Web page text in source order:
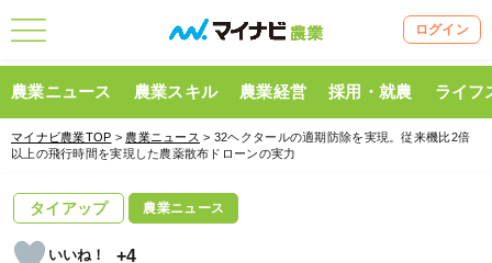
ログイン
農業ニュース 農業スキル 農業経営 採用・就農 ライフ
マイナビ農業TOP > 農業ニュース > 32ヘクタールの適期防除を実現。従来機比2倍
以上の飛行時間を実現した農薬散布ドローンの実力
タイアップ 農業ニュース
+4